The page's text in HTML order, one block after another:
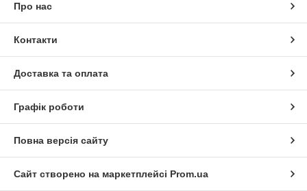
Про нас
Контакти
Доставка та оплата
Графік роботи
Повна версія сайту
Сайт створено на маркетплейсі Prom.ua